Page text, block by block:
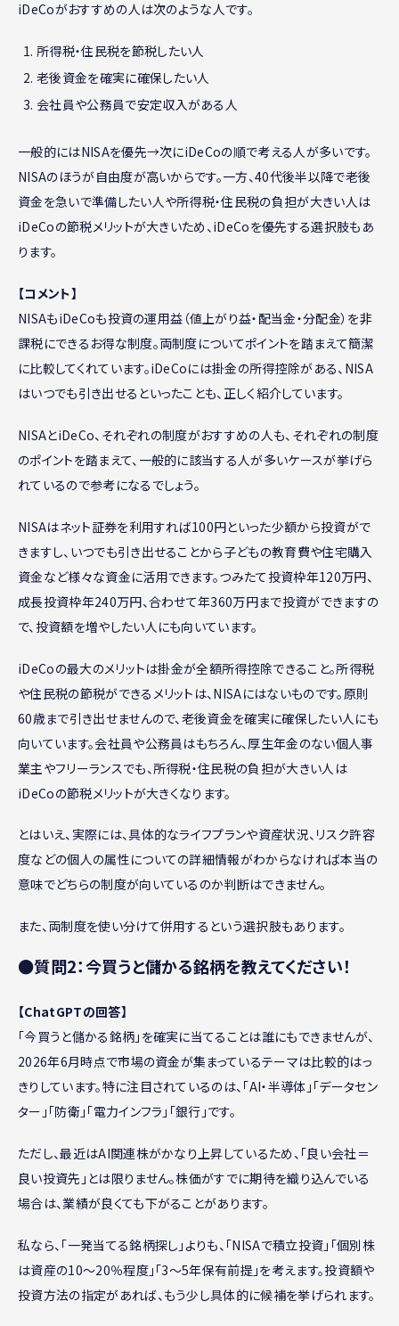
iDeCoがおすすめの人は次のような人です。
所得税・住民税を節税したい人
老後資金を確実に確保したい人
会社員や公務員で安定収入がある人
一般的にはNISAを優先→次にiDeCoの順で考える人が多いです。
NISAのほうが自由度が高いからです。一方、40代後半以降で老後
資金を急いで準備したい人や所得税・住民税の負担が大きい人は
iDeCoの節税メリットが大きいため、iDeCoを優先する選択肢もあ
ります。
【コメント】
NISAもiDeCoも投資の運用益（値上がり益・配当金・分配金）を非
課税にできるお得な制度。両制度についてポイントを踏まえて簡潔
に比較してくれています。iDeCoには掛金の所得控除がある、NISA
はいつでも引き出せるといったことも、正しく紹介しています。
NISAとiDeCo、それぞれの制度がおすすめの人も、それぞれの制度
のポイントを踏まえて、一般的に該当する人が多いケースが挙げら
れているので参考になるでしょう。
NISAはネット証券を利用すれば100円といった少額から投資がで
きますし、いつでも引き出せることから子どもの教育費や住宅購入
資金など様々な資金に活用できます。つみたて投資枠年120万円、
成長投資枠年240万円、合わせて年360万円まで投資ができますの
で、投資額を増やしたい人にも向いています。
iDeCoの最大のメリットは掛金が全額所得控除できること。所得税
や住民税の節税ができるメリットは、NISAにはないものです。原則
60歳まで引き出せませんので、老後資金を確実に確保したい人にも
向いています。会社員や公務員はもちろん、厚生年金のない個人事
業主やフリーランスでも、所得税・住民税の負担が大きい人は
iDeCoの節税メリットが大きくなります。
とはいえ、実際には、具体的なライフプランや資産状況、リスク許容
度などの個人の属性についての詳細情報がわからなければ本当の
意味でどちらの制度が向いているのか判断はできません。
また、両制度を使い分けて併用するという選択肢もあります。
●質問2：今買うと儲かる銘柄を教えてください！
【ChatGPTの回答】
「今買うと儲かる銘柄」を確実に当てることは誰にもできませんが、
2026年6月時点で市場の資金が集まっているテーマは比較的はっ
きりしています。特に注目されているのは、「AI・半導体」「データセン
ター」「防衛」「電力インフラ」「銀行」です。
ただし、最近はAI関連株がかなり上昇しているため、「良い会社＝
良い投資先」とは限りません。株価がすでに期待を織り込んでいる
場合は、業績が良くても下がることがあります。
私なら、「一発当てる銘柄探し」よりも、「NISAで積立投資」「個別株
は資産の10～20％程度」「3～5年保有前提」を考えます。投資額や
投資方法の指定があれば、もう少し具体的に候補を挙げられます。